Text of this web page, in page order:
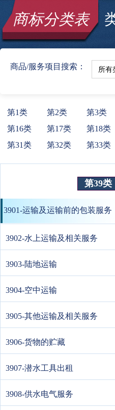
商标分类表类
商品/服务项目搜索：
第1类 第2类 第3类
第16类
第17类 第18类
第31类
第32类 第33类
第39类
3901-运输及运输前的包装服务
3902-水上运输及相关服务
3903-陆地运输
3904-空中运输
3905-其他运输及相关服务
3906-货物的贮藏
3907-潜水工具出租
3908-供水电气服务